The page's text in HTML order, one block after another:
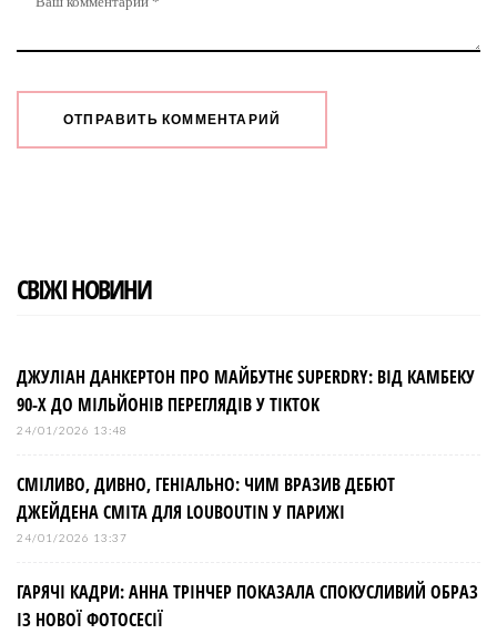
СВІЖІ НОВИНИ
ДЖУЛІАН ДАНКЕРТОН ПРО МАЙБУТНЄ SUPERDRY: ВІД КАМБЕКУ
90-Х ДО МІЛЬЙОНІВ ПЕРЕГЛЯДІВ У TIKTOK
24/01/2026 13:48
СМІЛИВО, ДИВНО, ГЕНІАЛЬНО: ЧИМ ВРАЗИВ ДЕБЮТ
ДЖЕЙДЕНА СМІТА ДЛЯ LOUBOUTIN У ПАРИЖІ
24/01/2026 13:37
ГАРЯЧІ КАДРИ: АННА ТРІНЧЕР ПОКАЗАЛА СПОКУСЛИВИЙ ОБРАЗ
ІЗ НОВОЇ ФОТОСЕСІЇ